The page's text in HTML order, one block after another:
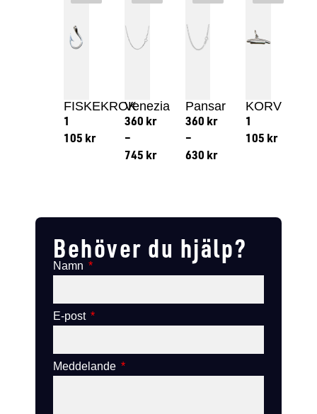
FISKEKROK
1
105 kr
Venezia
360 kr
–
745 kr
Pansar
360 kr
–
630 kr
KORV
1
105 kr
Behöver du hjälp?
Namn
E-post
Meddelande